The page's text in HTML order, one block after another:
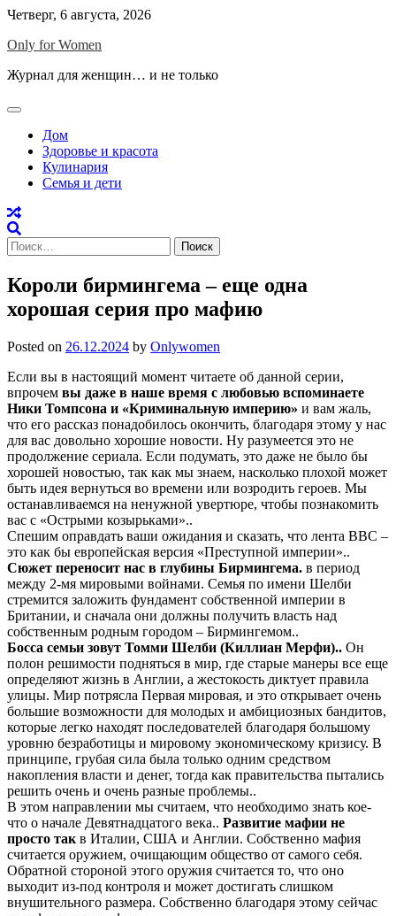
Skip
content
Четверг, 6 августа, 2026
Only for Women
Журнал для женщин… и не только
Дом
Здоровье и красота
Кулинария
Семья и дети
Найти:
Короли бирмингема – еще одна
хорошая серия про мафию
Posted on 26.12.2024 by Onlywomen
Если вы в настоящий момент читаете об данной серии,
впрочем вы даже в наше время с любовью вспоминаете
Ники Томпсона и «Криминальную империю» и вам жаль,
что его рассказ понадобилось окончить, благодаря этому у нас
для вас довольно хорошие новости. Ну разумеется это не
продолжение сериала. Если подумать, это даже не было бы
хорошей новостью, так как мы знаем, насколько плохой может
быть идея вернуться во времени или возродить героев. Мы
останавливаемся на ненужной увертюре, чтобы познакомить
вас с «Острыми козырьками»..
Спешим оправдать ваши ожидания и сказать, что лента BBC –
это как бы европейская версия «Преступной империи»..
Сюжет переносит нас в глубины Бирмингема. в период
между 2-мя мировыми войнами. Семья по имени Шелби
стремится заложить фундамент собственной империи в
Британии, и сначала они должны получить власть над
собственным родным городом – Бирмингемом..
Босса семьи зовут Томми Шелби (Киллиан Мерфи).. Он
полон решимости подняться в мир, где старые манеры все еще
определяют жизнь в Англии, а жестокость диктует правила
улицы. Мир потрясла Первая мировая, и это открывает очень
большие возможности для молодых и амбициозных бандитов,
которые легко находят последователей благодаря большому
уровню безработицы и мировому экономическому кризису. В
принципе, грубая сила была только одним средством
накопления власти и денег, тогда как правительства пытались
решить очень и очень разные проблемы..
В этом направлении мы считаем, что необходимо знать кое-
что о начале Девятнадцатого века.. Развитие мафии не
просто так в Италии, США и Англии. Собственно мафия
считается оружием, очищающим общество от самого себя.
Обратной стороной этого оружия считается то, что оно
выходит из-под контроля и может достигать слишком
внушительного размера. Собственно благодаря этому сейчас